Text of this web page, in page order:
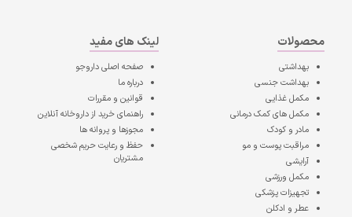
محصولات
بهداشتی
بهداشت جنسی
مکمل غذایی
مکمل های کمک درمانی
مادر و کودک
مراقبت پوست و مو
آرایشی
مکمل ورزشی
تجهیزات پزشکی
عطر و ادکلن
لینک های مفید
صفحه اصلیداروجو
درباره ما
قوانین و مقررات
راهنمای خرید از داروخانه آنلاین
مجوزها و پروانه ها
حفظ و رعایت حریم شخصی
مشتریان